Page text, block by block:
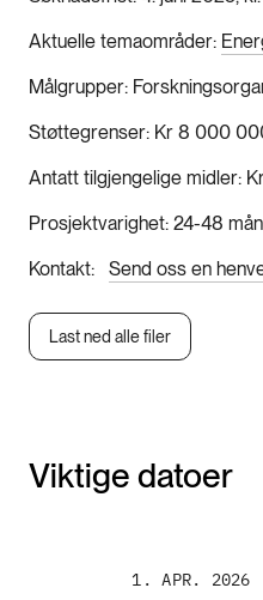
Aktuelle temaområder
Målgrupper
Støttegrenser Kr 8 000
Antatt tilgjengelige midler
Prosjektvarighet 24-48
Kontakt
Send oss en
Last ned alle filer
Viktige datoer
1. APR. 2026